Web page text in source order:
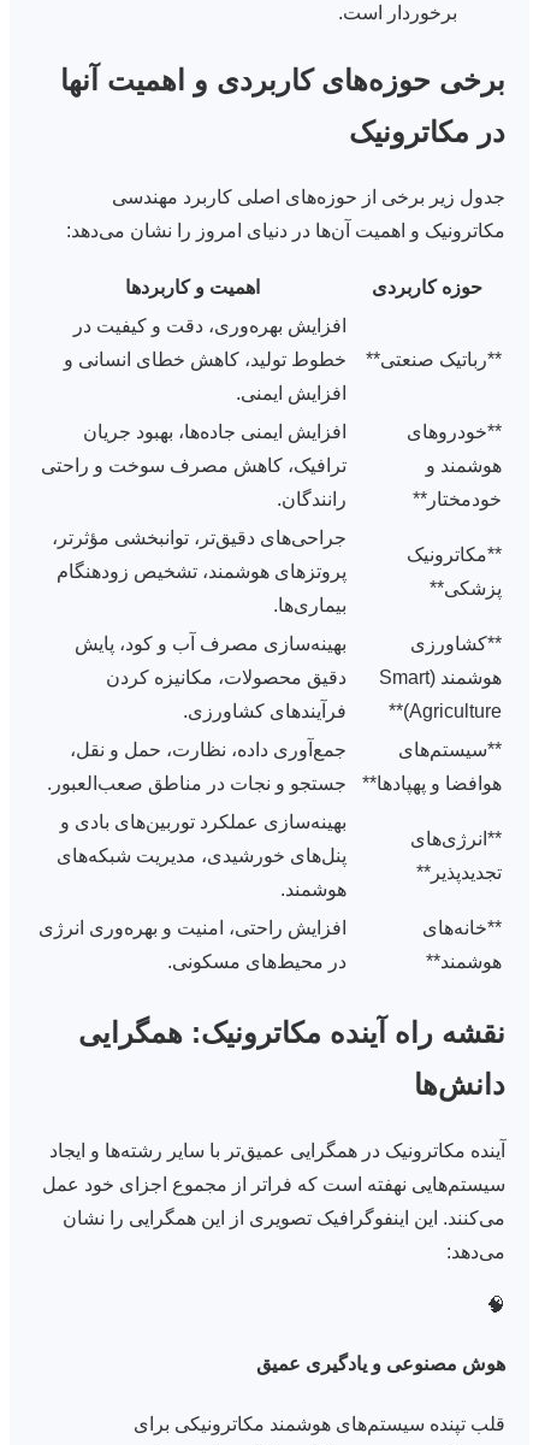
برخوردار است.
برخی حوزه‌های کاربردی و اهمیت آنها
در مکاترونیک
جدول زیر برخی از حوزه‌های اصلی کاربرد مهندسی
مکاترونیک و اهمیت آن‌ها در دنیای امروز را نشان می‌دهد:
حوزه کاربردی اهمیت و کاربردها
**رباتیک صنعتی**
افزایش بهره‌وری، دقت و کیفیت در
خطوط تولید، کاهش خطای انسانی و
افزایش ایمنی.
**خودروهای
هوشمند و
خودمختار**
افزایش ایمنی جاده‌ها، بهبود جریان
ترافیک، کاهش مصرف سوخت و راحتی
رانندگان.
**مکاترونیک
پزشکی**
جراحی‌های دقیق‌تر، توانبخشی مؤثرتر،
پروتزهای هوشمند، تشخیص زودهنگام
بیماری‌ها.
**کشاورزی
هوشمند (Smart
Agriculture)**
بهینه‌سازی مصرف آب و کود، پایش
دقیق محصولات، مکانیزه کردن
فرآیندهای کشاورزی.
**سیستم‌های
هوافضا و پهپادها**
جمع‌آوری داده، نظارت، حمل و نقل،
جستجو و نجات در مناطق صعب‌العبور.
**انرژی‌های
تجدیدپذیر**
بهینه‌سازی عملکرد توربین‌های بادی و
پنل‌های خورشیدی، مدیریت شبکه‌های
هوشمند.
**خانه‌های
هوشمند**
افزایش راحتی، امنیت و بهره‌وری انرژی
در محیط‌های مسکونی.
نقشه راه آینده مکاترونیک: همگرایی
دانش‌ها
آینده مکاترونیک در همگرایی عمیق‌تر با سایر رشته‌ها و ایجاد
سیستم‌هایی نهفته است که فراتر از مجموع اجزای خود عمل
می‌کنند. این اینفوگرافیک تصویری از این همگرایی را نشان
می‌دهد:
🧠
هوش مصنوعی و یادگیری عمیق
قلب تپنده سیستم‌های هوشمند مکاترونیکی برای